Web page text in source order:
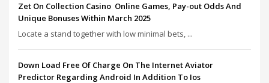
Zet On Collection Casino ️ Online Games, Pay-out Odds And
Unique Bonuses Within March 2025
Locate a stand together with low minimal bets, ...
Down Load Free Of Charge On The Internet Aviator
Predictor Regarding Android In Addition To Ios